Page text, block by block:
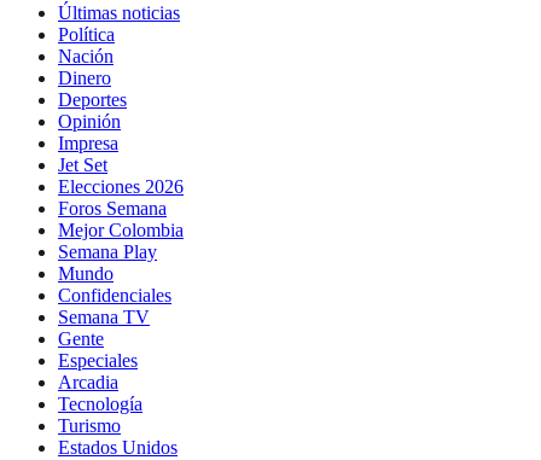
Últimas noticias
Política
Nación
Dinero
Deportes
Opinión
Impresa
Jet Set
Elecciones 2026
Foros Semana
Mejor Colombia
Semana Play
Mundo
Confidenciales
Semana TV
Gente
Especiales
Arcadia
Tecnología
Turismo
Estados Unidos